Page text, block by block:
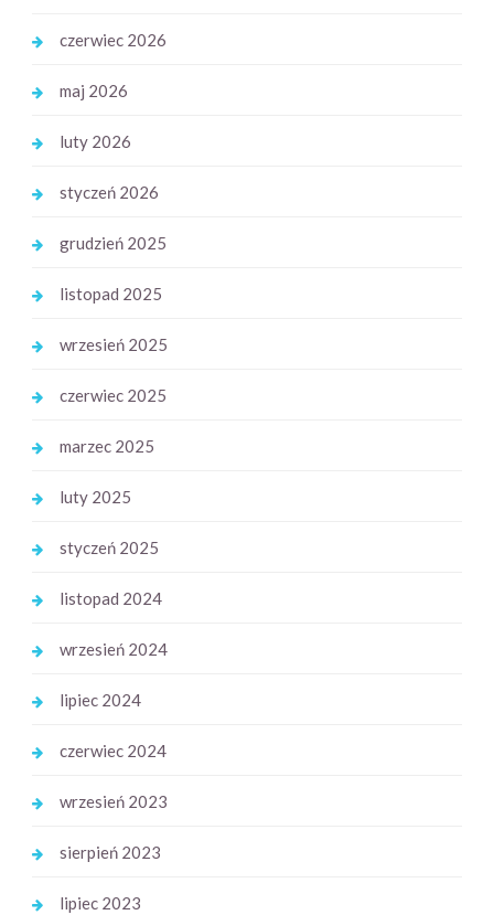
czerwiec 2026
maj 2026
luty 2026
styczeń 2026
grudzień 2025
listopad 2025
wrzesień 2025
czerwiec 2025
marzec 2025
luty 2025
styczeń 2025
listopad 2024
wrzesień 2024
lipiec 2024
czerwiec 2024
wrzesień 2023
sierpień 2023
lipiec 2023